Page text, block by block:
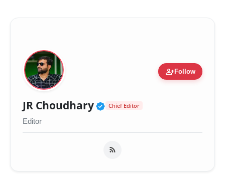
person_addFollow
JR Choudhary Verified Public Figure
Chief Editor
Editor